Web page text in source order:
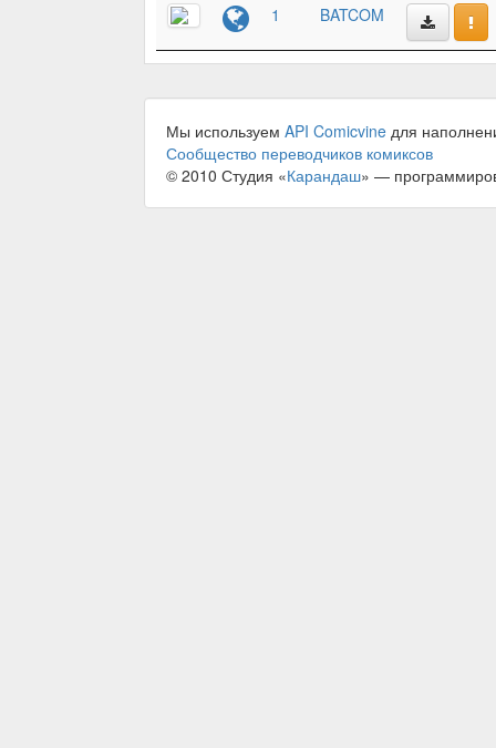
1
BATCOM
Мы используем API Comicvine для
Сообщество переводчиков комиксов
© 2010 Студия «Карандаш» —